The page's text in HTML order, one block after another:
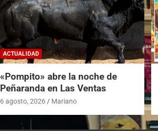
ACTUALIDAD
«Pompito» abre la noche de
Peñaranda en Las Ventas
6 agosto, 2026 Mariano